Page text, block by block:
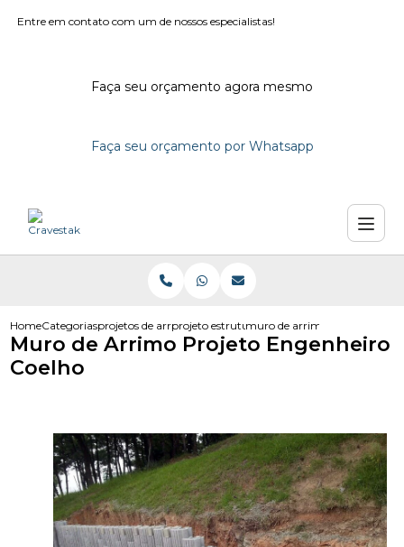
Entre em contato com um de nossos especialistas!
Faça seu orçamento agora mesmo
Faça seu orçamento por Whatsapp
HomeCategoriasprojetos de arrimoprojeto estrutural de arrimo
muro de arrimo projeto
Muro de Arrimo Projeto Engenheiro
Coelho